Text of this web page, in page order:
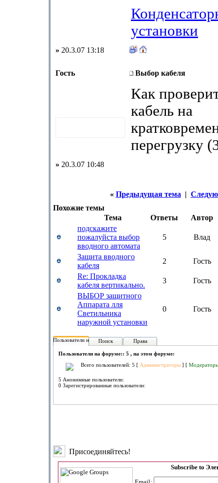
установки
» 20.3.07 13:18
Гость Выбор кабеля
Как
кабель на
перегрузку
» 20.3.07 10:48
« Предыдущая тема |
Похожие темы
Тема
Ответы
Автор
подскажите
пожалуйста выбор
вводного автомата
5 Влад
Защита вводного
кабеля
2
Гость
Re: Прокладка
кабеля вертикально.
3
Гость
ВЫБОР защитного
Аппарата лля
Светильника
наружной установки
0 Гость
Пользователи на форуме:
Поиск Права
Пользователи на форуме:: 5 , на этом форуме:
Всего пользователей: 5 [ Администраторы ] [
5 Анонимные пользователи:
0 Зарегистрированные пользователи:
Присоединяйтесь!
Subscribe to